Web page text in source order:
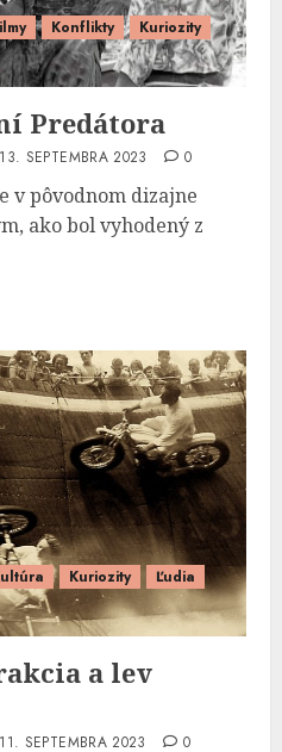
Konflikty
Kuriozity
Predátora
13. SEPTEMBRA 2023 0
v pôvodnom dizajne
ako bol vyhodený z
Kuriozity
Ľudia
a lev
11. SEPTEMBRA 2023 0